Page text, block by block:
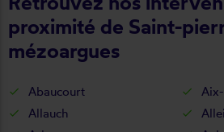
proximité de Saint-
mézoargues
Abaucourt
Allauch